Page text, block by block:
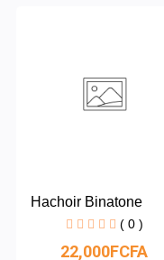
Hachoir Binatone
( 0 )
22,000FCFA